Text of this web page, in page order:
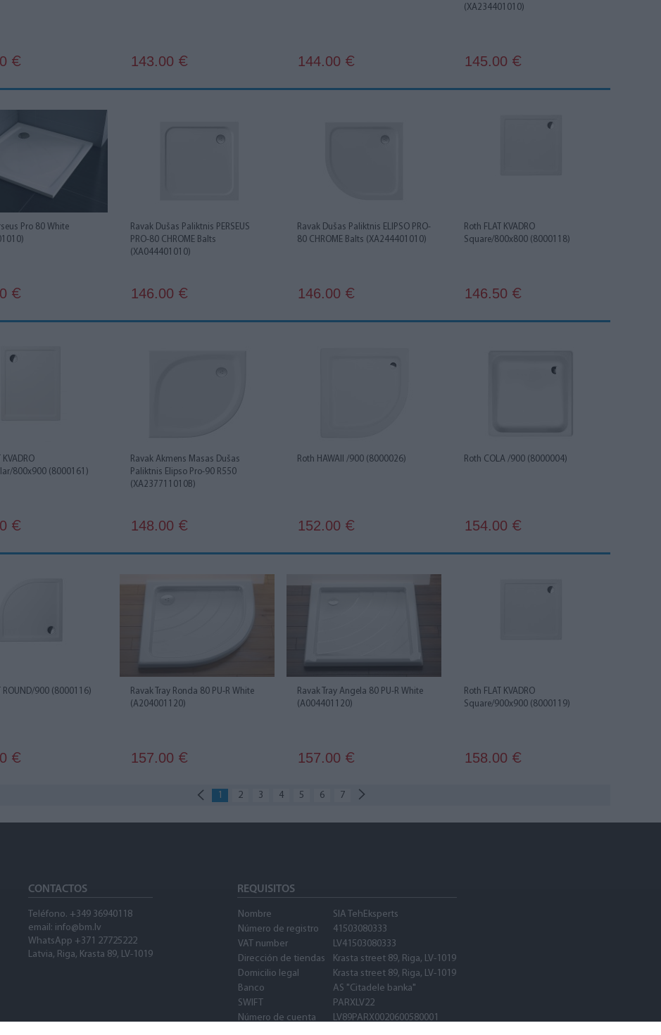
€ 143.00 € 144.00 €
(XA234401010)
145.00 €
Pro 80 White
€
Ravak Dušas Paliktnis PERSEUS
PRO-80 CHROME Balts
(XA044401010)
146.00 €
Ravak Dušas Paliktnis ELIPSO PRO-
80 CHROME Balts (XA244401010)
146.00 €
Roth FLAT KVADRO
Square/800x800 (8000118)
146.50 €
KVADRO
800x900 (8000161)
€
Ravak Akmens Masas Dušas
Paliktnis Elipso Pro-90 R550
(XA237711010B)
148.00 €
Roth HAWAII /900 (8000026)
152.00 €
Roth COLA /900 (8000004)
154.00 €
ROUND/900 (8000116)
€
Ravak Tray Ronda 80 PU-R White
(A204001120)
157.00 €
Ravak Tray Angela 80 PU-R White
(A004401120)
157.00 €
Roth FLAT KVADRO
Square/900x900 (8000119)
158.00 €
1 2 3 4 5 6 7
CONTACTOS
Teléfono. +349 36940118
email: info@bm.lv
WhatsApp +371 27725222
Latvia, Riga, Krasta 89, LV-1019
REQUISITOS
Nombre
SIA TehEksperts
Número de registro
41503080333
VAT number
LV41503080333
Dirección de tiendas
Krasta street 89, Riga, LV-1019
Domicilio legal
Krasta street 89, Riga, LV-1019
Banco
AS "Citadele banka"
SWIFT
PARXLV22
Número de cuenta
LV89PARX0020600580001